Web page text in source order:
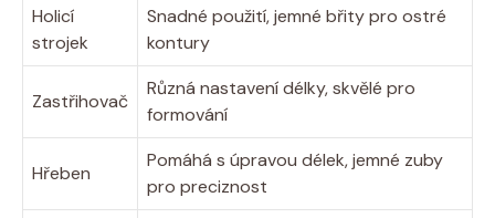
Holicí
strojek
Snadné použití, jemné břity pro ostré
kontury
Zastřihovač
Různá nastavení délky, skvělé pro
formování
Hřeben
Pomáhá s úpravou délek, jemné zuby
pro preciznost